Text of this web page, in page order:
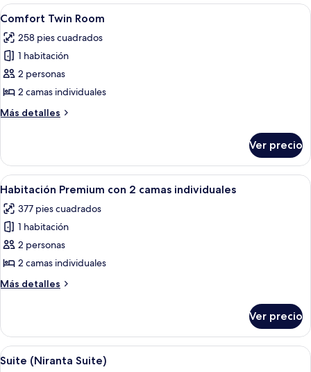
Abrir
todas
las
fotos
de
Comfort
Twin
Room
Habitación de hotel con dos camas,
4
Comfort Twin Room
258 pies cuadrados
1 habitación
2 personas
2 camas individuales
Más detalles
Más
Twin
Room
Ver precio
Abrir
todas
las
fotos
de
Habitación
Premium
con
camas
individuales
Habitación de hotel con dos camas,
7
Habitación Premium con 2 camas individuales
377 pies cuadrados
1 habitación
2 personas
2 camas individuales
Más detalles
Más
Premium
con
2
Ver precio
Abrir
todas
Habitación de hotel con una cama
6
Suite (Niranta Suite)